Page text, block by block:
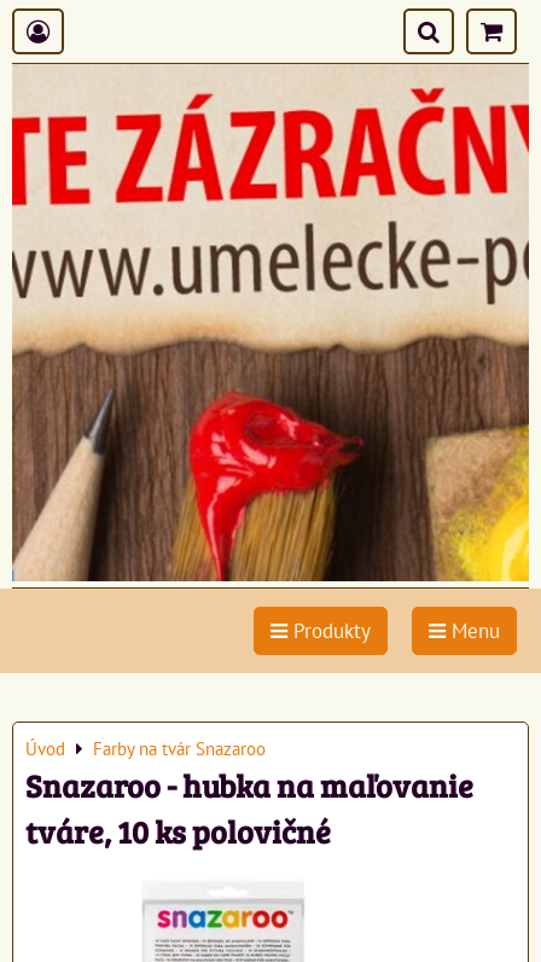
Produkty Menu
Úvod Farby na tvár Snazaroo
Snazaroo - hubka na maľovanie
tváre, 10 ks polovičné